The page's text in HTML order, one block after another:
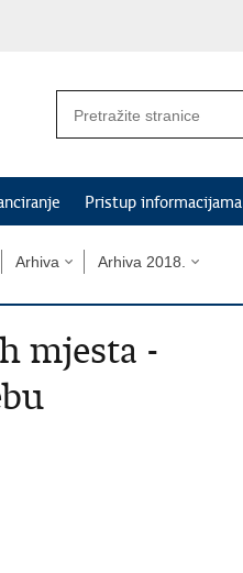
Pristup informacijama
Arhiva Arhiva 2018.
mjesta -